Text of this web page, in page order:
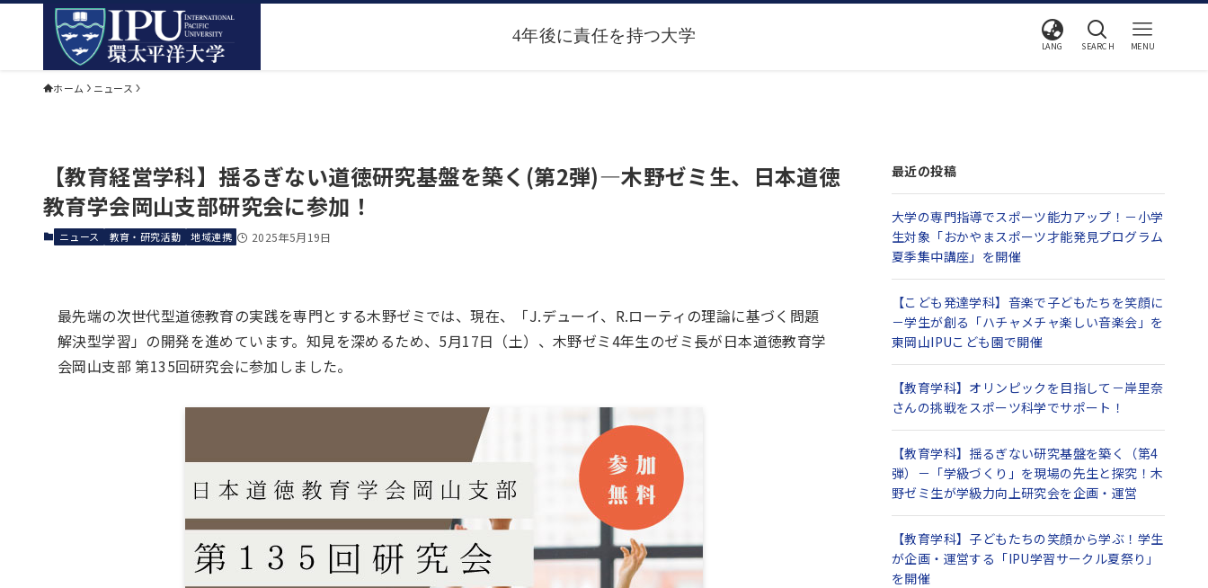
LANG SEARCH MENU
ホーム ニュース
【教育経営学科】揺るぎない道徳研究基盤を築く(第2弾)―木野ゼミ生、日本道徳
教育学会岡山支部研究会に参加！
ニュース 教育・研究活動 地域連携 2025年5月19日
最先端の次世代型道徳教育の実践を専門とする木野ゼミでは、現在、「J.デューイ、R.ローティの理論に基づく問題
解決型学習」の開発を進めています。知見を深めるため、5月17日（土）、木野ゼミ4年生のゼミ長が日本道徳教育学
会岡山支部 第135回研究会に参加しました。
最近の投稿
大学の専門指導でスポーツ能力アップ！－小学
生対象「おかやまスポーツ才能発見プログラム
夏季集中講座」を開催
【こども発達学科】音楽で子どもたちを笑顔に
－学生が創る「ハチャメチャ楽しい音楽会」を
東岡山IPUこども園で開催
【教育学科】オリンピックを目指して－岸里奈
さんの挑戦をスポーツ科学でサポート！
【教育学科】揺るぎない研究基盤を築く（第4
弾）－「学級づくり」を現場の先生と探究！木
野ゼミ生が学級力向上研究会を企画・運営
【教育学科】子どもたちの笑顔から学ぶ！学生
が企画・運営する「IPU学習サークル夏祭り」
を開催